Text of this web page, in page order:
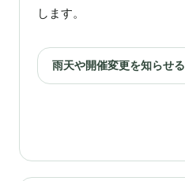
します。
雨天や開催変更を知らせる